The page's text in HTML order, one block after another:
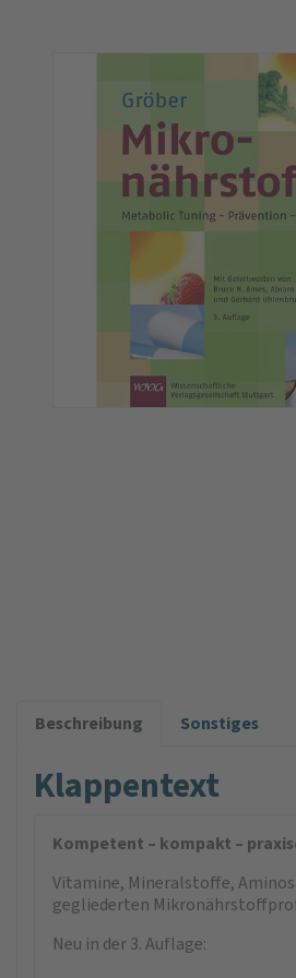
Beschreibung Sonstiges
Klappentext
Kompetent – kompakt –
Vitamine, Mineralstoffe,
gegliederten
Neu in der 3. Auflage: